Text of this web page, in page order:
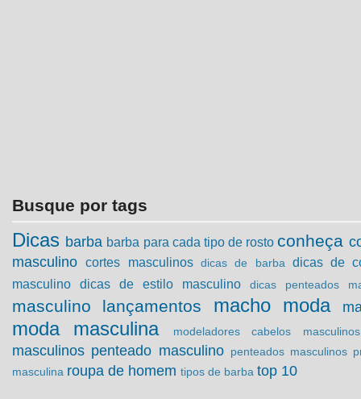
Busque por tags
Dicas barba barba para cada tipo de rosto conheça
masculino cortes masculinos dicas de barba
dicas de
masculino
dicas de estilo masculino dicas penteados
masculino lançamentos macho moda
moda masculina modeladores cabelos masculinos
masculinos penteado masculino penteados masculinos
masculina roupa de homem tipos de barba top 10